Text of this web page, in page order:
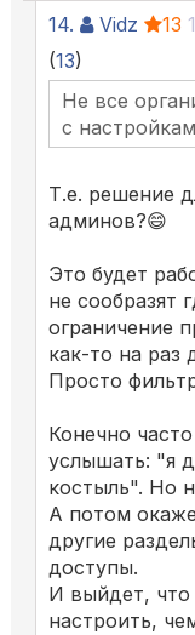
14. Vidz 13
(13)
Не все
с
Т.е. решение
админов?😄
Это будет
не сообразят
ограничение
как-то на раз
Просто
Конечно
услышать: "я
костыль". Но
А потом
другие
доступы.
И выйдет,
настроить,